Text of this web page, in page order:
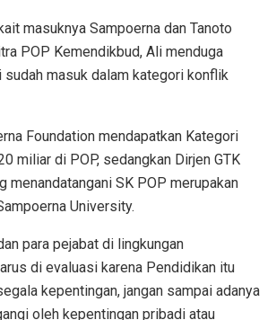
masuknya Sampoerna dan Tanoto
POP Kemendikbud, Ali menduga
sudah masuk dalam kategori konflik
Foundation mendapatkan Kategori
miliar di POP, sedangkan Dirjen GTK
menandatangani SK POP merupakan
University.
para pejabat di lingkungan
di evaluasi karena Pendidikan itu
kepentingan, jangan sampai adanya
oleh kepentingan pribadi atau